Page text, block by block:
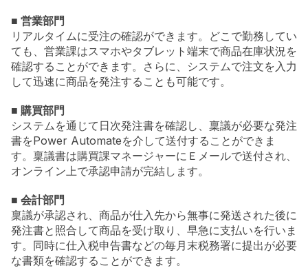
■ 営業部門
リアルタイムに受注の確認ができます。どこで勤務してい
ても、営業課はスマホやタブレット端末で商品在庫状況を
確認することができます。さらに、システムで注文を入力
して迅速に商品を発注することも可能です。
■ 購買部門
システムを通じて日次発注書を確認し、稟議が必要な発注
書をPower Automateを介して送付することができま
す。稟議書は購買課マネージャーにＥメールで送付され、
オンライン上で承認申請が完結します。
■ 会計部門
稟議が承認され、商品が仕入先から無事に発送された後に
発注書と照合して商品を受け取り、早急に支払いを行いま
す。同時に仕入税申告書などの毎月末税務署に提出が必要
な書類を確認することができます。